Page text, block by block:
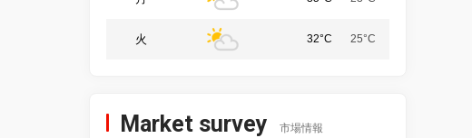
火 32°C 25°C
Market survey 市場情報